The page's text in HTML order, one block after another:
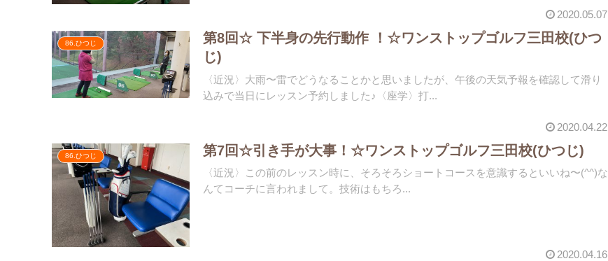
2020.05.07
86.ひつじ
第8回☆ 下半身の先行動作 ！☆ワンストップゴルフ三田校(ひつ
じ)
〈近況〉大雨〜雷でどうなることかと思いましたが、午後の天気予報を確認して滑り
込みで当日にレッスン予約しました♪〈座学〉打...
2020.04.22
86.ひつじ 第7回☆引き手が大事！☆ワンストップゴルフ三田校(ひつじ)
〈近況〉この前のレッスン時に、そろそろショートコースを意識するといいね〜(^^)な
んてコーチに言われまして。技術はもちろ...
2020.04.16